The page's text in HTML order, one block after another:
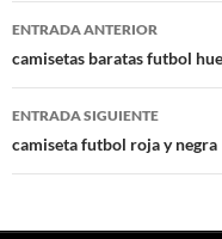
Navegación
de
entradas
ENTRADA ANTERIOR
camisetas baratas futbol
ENTRADA SIGUIENTE
camiseta futbol roja y negra